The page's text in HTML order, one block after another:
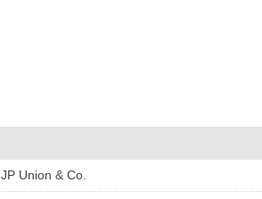
JP Union & Co.